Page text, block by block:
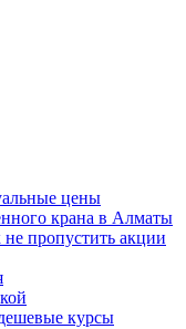
цены
крана в Алматы
пропустить акции
курсы